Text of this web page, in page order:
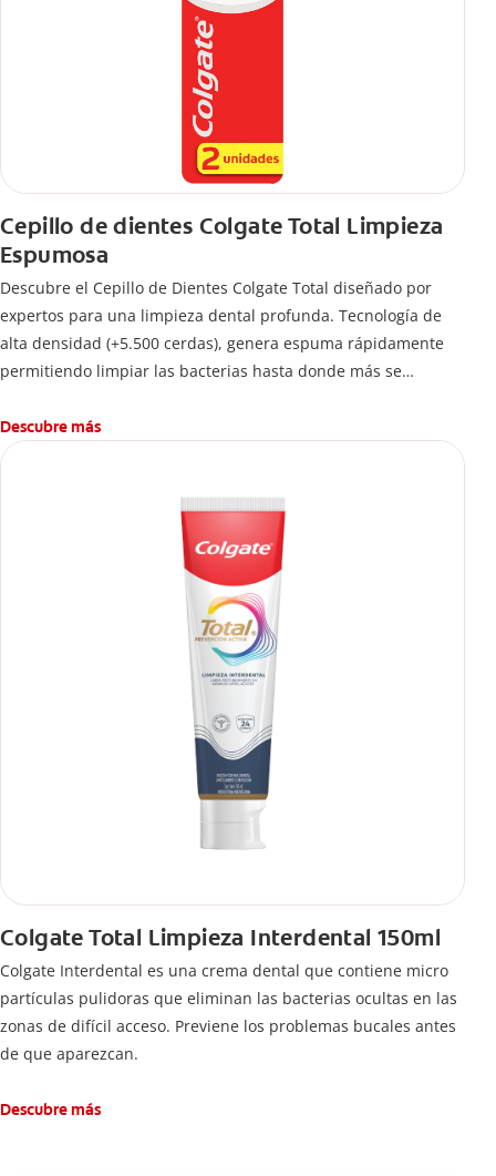
Cepillo de dientes Colgate Total Limpieza
Espumosa
Descubre el Cepillo de Dientes Colgate Total diseñado por
expertos para una limpieza dental profunda. Tecnología de
alta densidad (+5.500 cerdas), genera espuma rápidamente
permitiendo limpiar las bacterias hasta donde más se
Descubre más
Colgate Total Limpieza Interdental 150ml
Colgate Interdental es una crema dental que contiene micro
partículas pulidoras que eliminan las bacterias ocultas en las
zonas de difícil acceso. Previene los problemas bucales antes
de que aparezcan.
Descubre más